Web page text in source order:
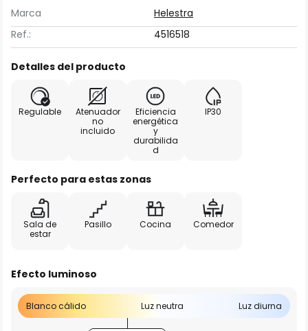
Marca
Helestra
Ref.:
4516518
Detalles del producto
Regulable
Atenuador
no
incluido
Eficiencia
energética
y
durabilida
d
IP30
Perfecto para estas zonas
Sala de
estar
Pasillo Cocina Comedor
Efecto luminoso
Blanco cálido Luz neutra Luz diurna